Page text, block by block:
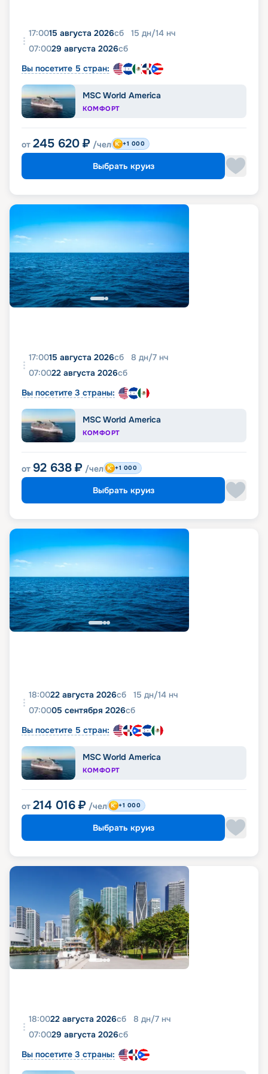
17:0015 августа 2026сб 15 дн/14 нч
07:0029 августа 2026сб
Вы посетите 5 стран:
MSC World America
КОМФОРТ
от 245 620 ₽ /чел +1 000
Выбрать круиз
17:0015 августа 2026сб 8 дн/7 нч
07:0022 августа 2026сб
Вы посетите 3 страны:
MSC World America
КОМФОРТ
от 92 638 ₽ /чел +1 000
Выбрать круиз
18:0022 августа 2026сб 15 дн/14 нч
07:0005 сентября 2026сб
Вы посетите 5 стран:
MSC World America
КОМФОРТ
от 214 016 ₽ /чел +1 000
Выбрать круиз
18:0022 августа 2026сб 8 дн/7 нч
07:0029 августа 2026сб
Вы посетите 3 страны: